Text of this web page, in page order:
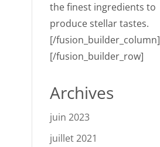
the finest ingredients to
produce stellar tastes.
[/fusion_builder_column]
[/fusion_builder_row]
Archives
juin 2023
juillet 2021